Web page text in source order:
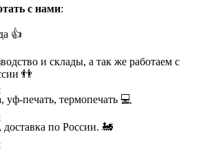
с нами:
👍
и склады, а так же работаем с
👬
уф-печать, термопечать 💻
по России. 🚂